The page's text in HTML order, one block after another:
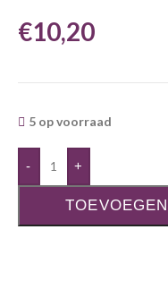
€10,20
5 op voorraad
- +